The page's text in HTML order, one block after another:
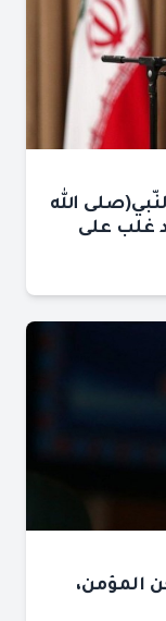
النّبي(صلى الله
غلب على
سجن المؤمن،